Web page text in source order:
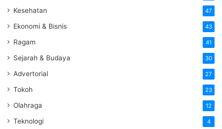
Kesehatan 47
Ekonomi & Bisnis 43
Ragam 41
Sejarah & Budaya 30
Advertorial 27
Tokoh 23
Olahraga 12
Teknologi 4